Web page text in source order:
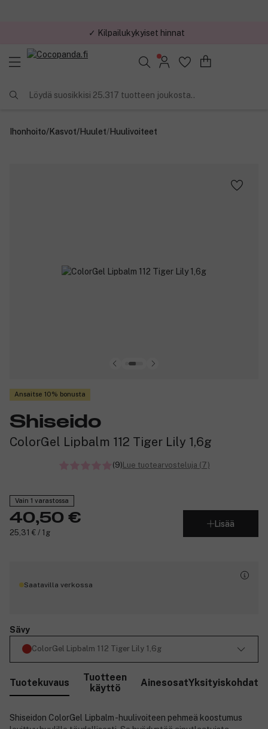
✓ Kilpailukykyiset hinnat
Löydä suosikkisi 25.317 tuotteen joukosta..
Ihonhoito/Kasvot/Huulet/Huulivoiteet
Ansaitse 10% bonusta
Shiseido
ColorGel Lipbalm 112 Tiger Lily 1,6g
(9)Lue tuotearvosteluja (7)
Vain 1 varastossa
40,50 €
25,31 € / 1g
Lisää
Saatavilla verkossa
Sävy
ColorGel Lipbalm 112 Tiger Lily 1,6g
Tuotekuvaus
Tuotteen
käyttö
AinesosatYksityiskohdat
Shiseidon ColorGel Lipbalm -huulivoiteen pehmeä koostumus